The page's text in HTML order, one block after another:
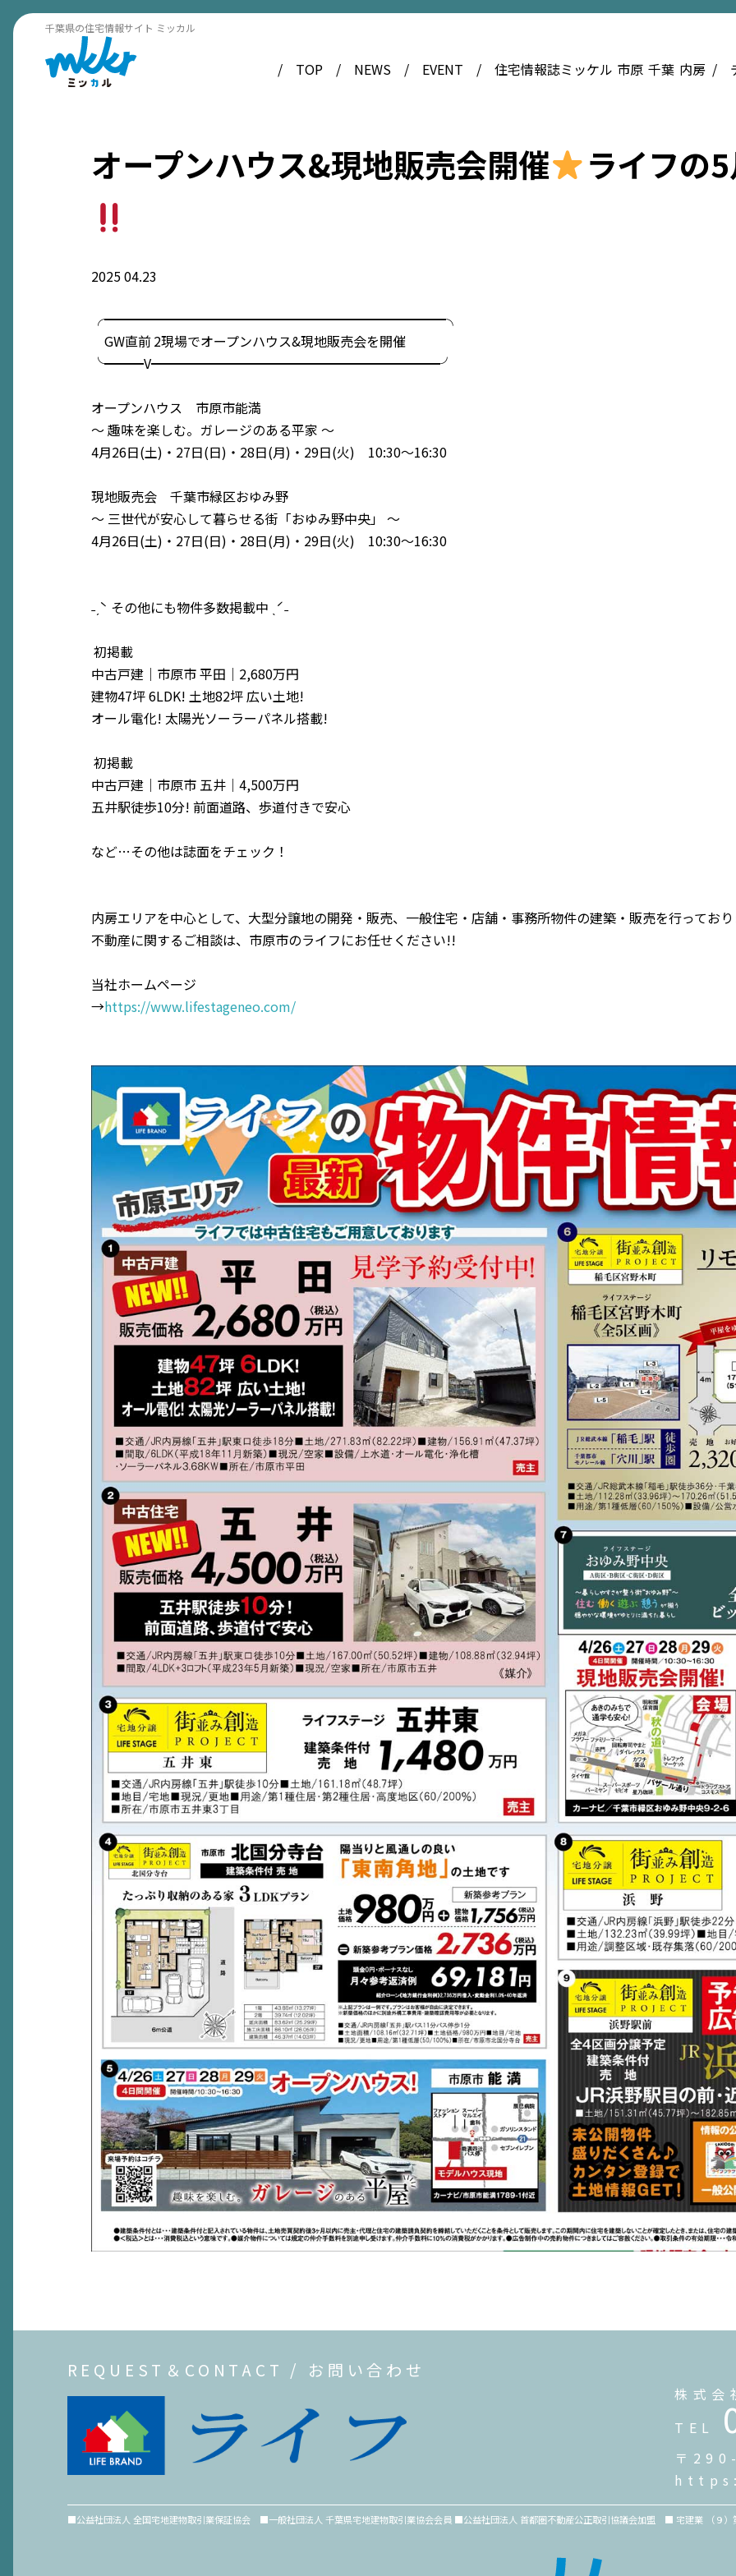
千葉県の住宅情報サイト ミッカル
TOP NEWS EVENT 住宅情報誌ミッケル 市原 千葉 内房
オープンハウス&現地販売会開催 ライフの
202504.23
╭━━━━━━━━━━━━━━━━━━━━━━━━━━╮
GW直前2現場でオープンハウス&現地販売会を開催
╰━━━V━━━━━━━━━━━━━━━━━━━━━━╯
オープンハウス 市原市能満
〜 趣味を楽しむ。ガレージのある平家 〜
4月26日(土)・27日(日)・28日(月)・29日(火) 10:30〜16:30
現地販売会 千葉市緑区おゆみ野
〜 三世代が安心して暮らせる街「おゆみ野中央」 〜
4月26日(土)・27日(日)・28日(月)・29日(火) 10:30〜16:30
˗ˏˋ その他にも物件多数掲載中 ˎˊ˗
初掲載
中古戸建｜市原市 平田｜2,680万円
建物47坪 6LDK! 土地82坪 広い土地!
オール電化! 太陽光ソーラーパネル搭載!
初掲載
中古戸建｜市原市 五井｜4,500万円
五井駅徒歩10分! 前面道路、歩道付きで安心
など…その他は誌面をチェック！
内房エリアを中心として、大型分譲地の開発・販売、一般住宅・店舗・事務所物件の建築・販売を行ってお
不動産に関するご相談は、市原市のライフにお任せください!!
当社ホームページ
→https://www.lifestageneo.com/
REQUEST＆CONTACT / お問い合わせ
株式会
TEL
〒
■公益社団法人 全国宅地建物取引業保証協会 ■一般社団法人 千葉県宅地建物取引業協会会員 ■公益社団法人 首都圏不動産公正取引協議会加盟 ■ 宅建業 （９